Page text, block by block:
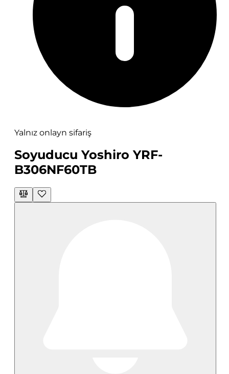
Yalnız onlayn sifariş
Soyuducu Yoshiro YRF-
B306NF60TB